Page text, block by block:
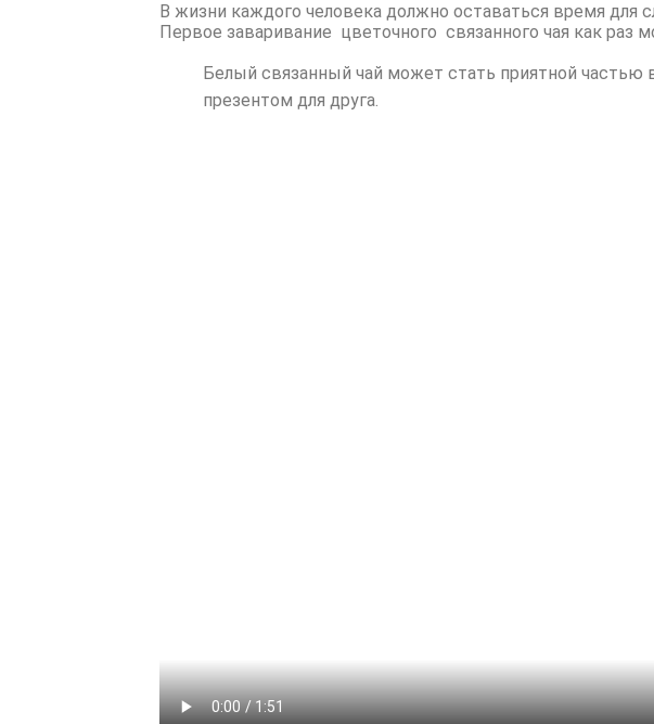
В жизни каждого человека должно оставаться время для
Первое заваривание цветочного связанного чая как раз
Белый связанный чай может стать приятной
презентом для друга.